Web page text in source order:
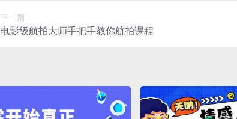
下一篇
电影级航拍大师手把手教你航拍课程